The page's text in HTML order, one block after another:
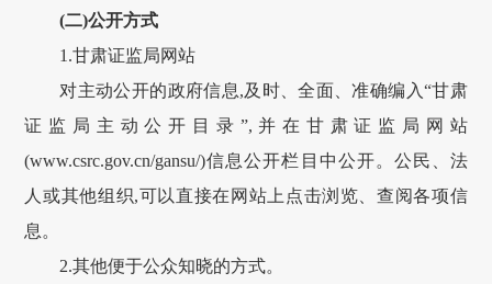
(二)公开方式
1.甘肃证监局网站
对主动公开的政府信息,及时、全面、准确编入“甘肃
证监局主动公开目录”,并在 甘肃证监局网站
(www.csrc.gov.cn/gansu/)信息公开栏目中公开。公民、法
人或其他组织,可以直接在网站上点击浏览、查阅各项信
息。
2.其他便于公众知晓的方式。